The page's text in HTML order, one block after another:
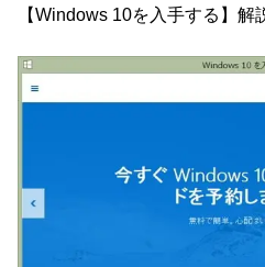
【Windows 10を入手する】解